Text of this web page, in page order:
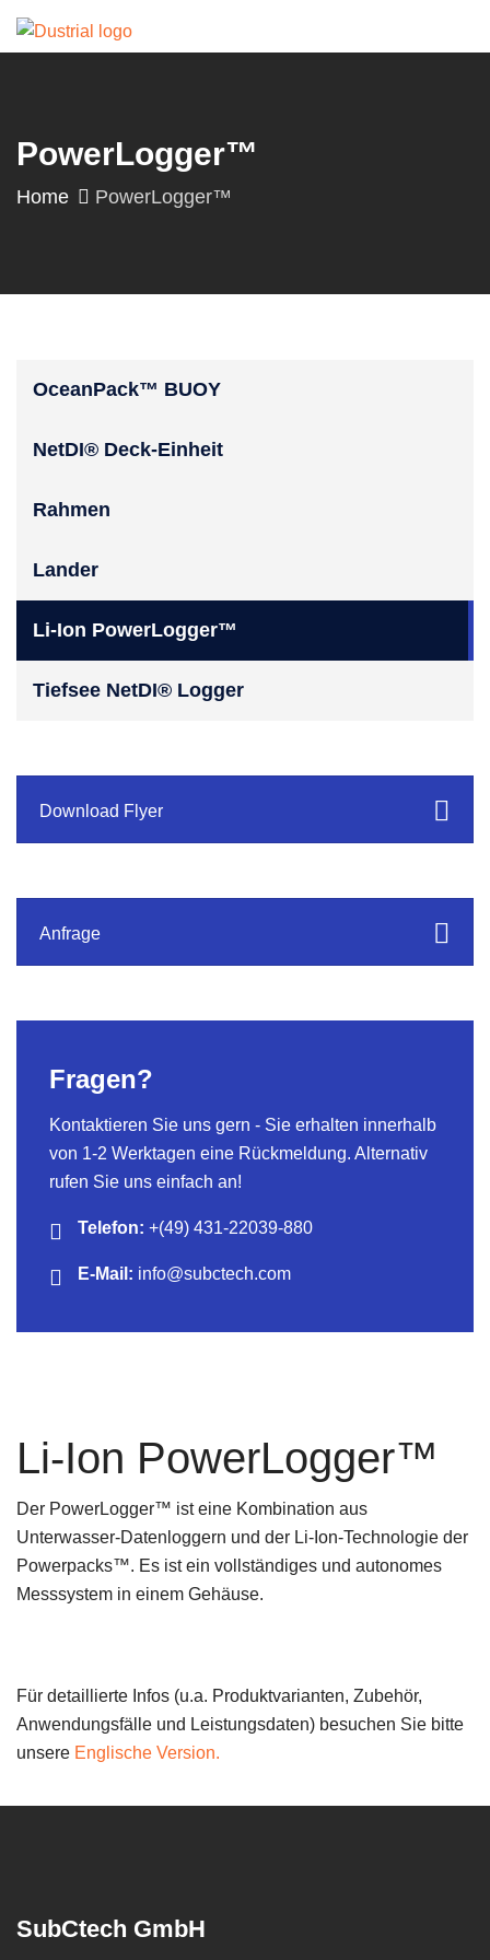
PowerLogger™
Home PowerLogger™
OceanPack™ BUOY
NetDI® Deck-Einheit
Rahmen
Lander
Li-Ion PowerLogger™
Tiefsee NetDI® Logger
Download Flyer
Anfrage
Fragen?
Kontaktieren Sie uns gern - Sie erhalten innerhalb
von 1-2 Werktagen eine Rückmeldung. Alternativ
rufen Sie uns einfach an!
Telefon: +(49) 431-22039-880
E-Mail: info@subctech.com
Li-Ion PowerLogger™
Der PowerLogger™ ist eine Kombination aus
Unterwasser-Datenloggern und der Li-Ion-Technologie der
Powerpacks™. Es ist ein vollständiges und autonomes
Messsystem in einem Gehäuse.
Für detaillierte Infos (u.a. Produktvarianten, Zubehör,
Anwendungsfälle und Leistungsdaten) besuchen Sie bitte
unsere Englische Version.
SubCtech GmbH